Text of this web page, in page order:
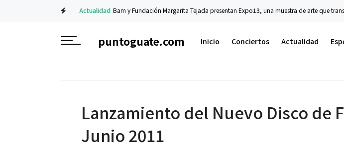
Actualidad Bam y Fundación Margarita Tejada presentan Expo13, una muestra de arte que
puntoguate.com Inicio Conciertos Actualidad
Lanzamiento del Nuevo Disco de
Junio 2011